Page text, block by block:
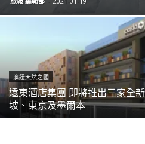
澳紐天然之國
遠東酒店集團 即將推出三家全
坡、東京及墨爾本